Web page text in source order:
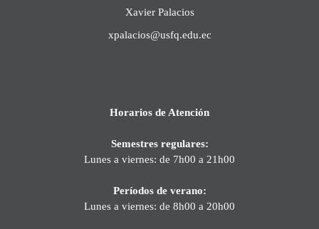
Xavier Palacios
xpalacios@usfq.edu.ec
Horarios de Atención
Semestres regulares:
Lunes a viernes: de 7h00 a 21h00
Períodos de verano:
Lunes a viernes: de 8h00 a 20h00